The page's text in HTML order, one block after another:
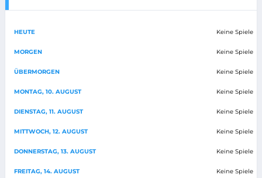
HEUTE Keine Spiele
MORGEN Keine Spiele
ÜBERMORGEN Keine Spiele
MONTAG, 10. AUGUST Keine Spiele
DIENSTAG, 11. AUGUST Keine Spiele
MITTWOCH, 12. AUGUST Keine Spiele
DONNERSTAG, 13. AUGUST Keine Spiele
FREITAG, 14. AUGUST Keine Spiele